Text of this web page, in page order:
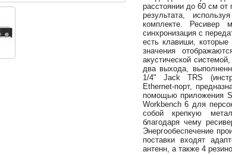
расстоянии до 60 см от
результата,
комплекте. Ресивер
синхронизация с
есть клавиши,
значения
акустической системой,
два выхода,
1/4" Jack TRS
Ethernet-порт,
помощью приложения
Workbench 6 для
собой крепкую
благодаря чему
Энергообеспечение
поставки входят
антенн, а также 4